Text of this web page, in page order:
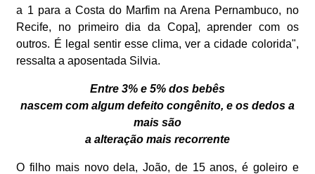
a 1 para a Costa do Marfim na Arena Pernambuco, no
Recife, no primeiro dia da Copa], aprender com os
outros. É legal sentir esse clima, ver a cidade colorida",
ressalta a aposentada Silvia.
Entre 3% e 5% dos bebês
nascem com algum defeito congênito, e os dedos a
mais são
a alteração mais recorrente
O filho mais novo dela, João, de 15 anos, é goleiro e